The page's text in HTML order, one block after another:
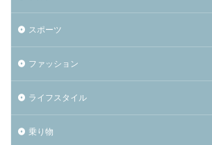
スポーツ
ファッション
ライフスタイル
乗り物